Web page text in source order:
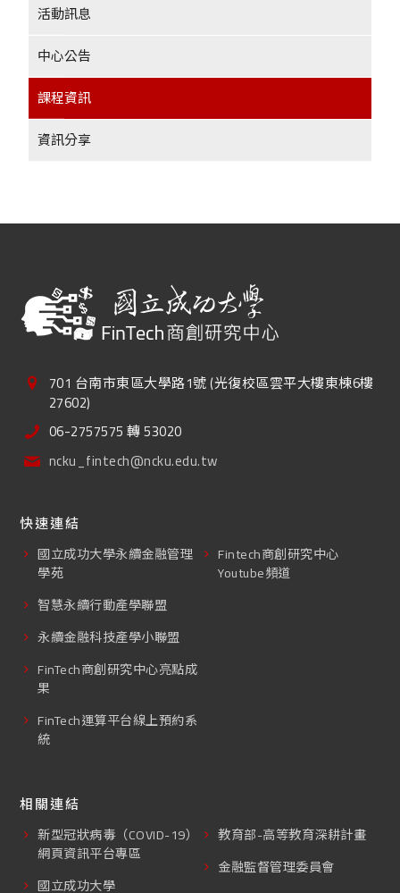
活動訊息
中心公告
課程資訊
資訊分享
701 台南市東區大學路1號 (光復校區雲平大樓東棟6樓
27602)
06-2757575 轉 53020
ncku_fintech@ncku.edu.tw
快速連結
國立成功大學永續金融管理
學苑
智慧永續行動產學聯盟
永續金融科技產學小聯盟
FinTech商創研究中心亮點成
果
FinTech運算平台線上預約系
統
Fintech商創研究中心
Youtube頻道
相關連結
新型冠狀病毒（COVID-19）
網頁資訊平台專區
國立成功大學
教育部-高等教育深耕計畫
金融監督管理委員會